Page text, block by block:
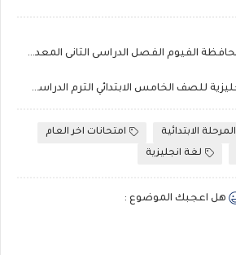
جدول سير امتحانات محافظة الفيوم الفصل الدراسى الثانى المعدل - الترم الثانى اخر العام ابتدائى-اعدادى-ثانوى
حمل إختبار اللغة الانجليزية للصف الخامس الابتدائي الترم الدراسى الثانى بنموذج الاجابة , المرايا , نص الاستماع
المرحلة الابتدائية
امتحانات اخر العام
لغة انجليزية
هل اعجبك الموضوع :